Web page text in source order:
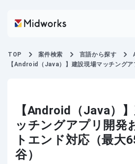
TOP 案件検索 言語から探す
【Android（Java）】建設現場マッチングア
【Android（Java）
ッチングアプリ開発
トエンド対応（最大
谷）